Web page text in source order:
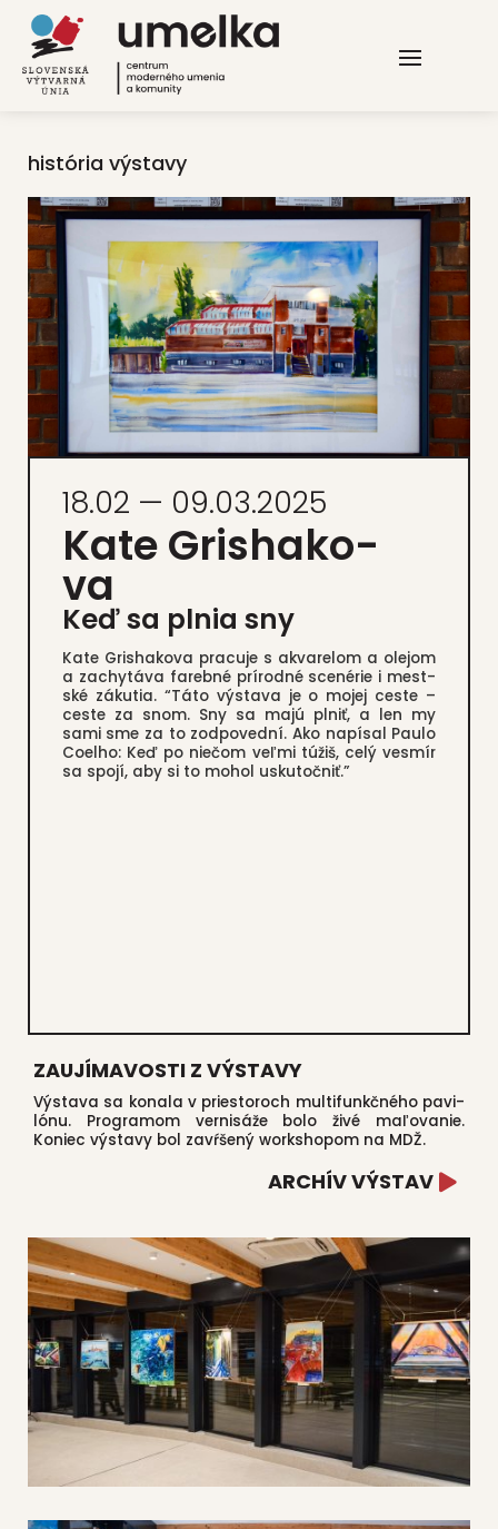
história výstavy
18.02 — 09.03.2025
Kate Gris­ha­ko­
va
Keď sa plnia sny
Kate Gris­ha­ko­va pra­cu­je s akva­re­lom a ole­jom
a zachy­tá­va fareb­né prí­rod­né sce­né­rie i mest­
ské záku­tia. “Táto výsta­va je o mojej ces­te –
ces­te za snom. Sny sa majú plniť, a len my
sami sme za to zod­po­ved­ní. Ako napí­sal Pau­lo
Coel­ho: Keď po nie­čom veľ­mi túžiš, celý ves­mír
sa spo­jí, aby si to mohol usku­toč­niť.”
ZAUJÍMAVOSTI Z VÝSTAVY
Výsta­va sa kona­la v pries­to­roch mul­ti­funkč­né­ho pavi­
ló­nu. Prog­ra­mom ver­ni­sá­že bolo živé maľo­va­nie.
Koniec výsta­vy bol zavŕ­še­ný works­ho­pom na MDŽ.
ARCHÍV VÝSTAV